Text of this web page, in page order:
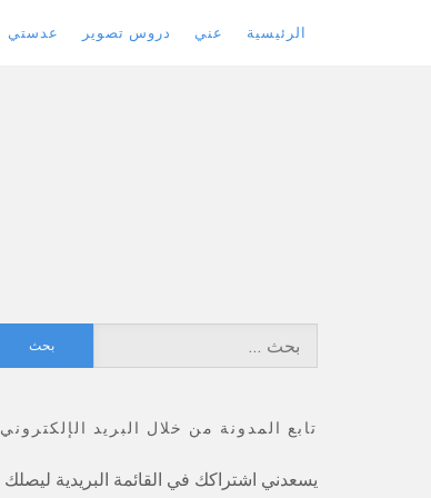
الرئيسية عني دروس تصوير عدستي
البحث
عن:
تابع المدونة من خلال البريد الإلكتروني
يسعدني اشتراكك في القائمة البريدية ليصلك